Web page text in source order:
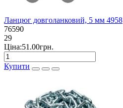
Ланцюг довголанковий, 5 мм 4958
76590
29
Ціна:51.00грн.
Купити